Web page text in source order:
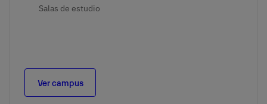
Salas de estudio
Ver campus